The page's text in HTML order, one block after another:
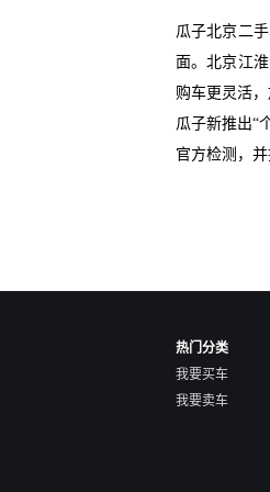
瓜子北京二
面。北京江
购车更灵活，
瓜子新推出“
官方检测，
热门分类
我要买车
我要卖车